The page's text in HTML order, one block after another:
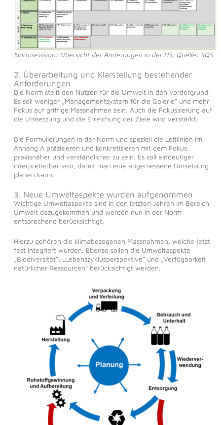
Normrevision: Übersicht der Änderungen in der HS; Quelle: SQS
2. Überarbeitung und Klarstellung bestehender
Anforderungen
Die Norm stellt den Nutzen für die Umwelt in den Vordergrund:
Es soll weniger „Managementsystem für die Galerie“ und mehr
Fokus auf griffige Massnahmen sein. Auch die Fokussierung auf
die Umsetzung und die Erreichung der Ziele wird verstärkt.
Die Formulierungen in der Norm und speziell die Leitlinien im
Anhang A präzisieren und konkretisieren mit dem Fokus,
praxisnäher und verständlicher zu sein. Es soll eindeutiger
interpretierbar sein, damit man eine angemessene Umsetzung
planen kann.
3. Neue Umweltaspekte wurden aufgenommen
Wichtige Umweltaspekte sind in den letzten Jahren im Bereich
Umwelt dazugekommen und werden nun in der Norm
entsprechend berücksichtigt.
Hierzu gehören die klimabezogenen Massnahmen, welche jetzt
fest integriert wurden. Ebenso sollen die Umweltaspekte
„Biodiversität“, „Lebenszyklusperspektive“ und „Verfügbarkeit
natürlicher Ressourcen“ berücksichtigt werden.